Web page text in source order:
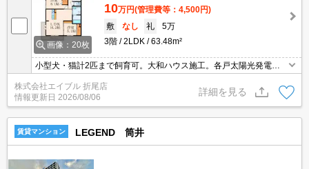
画像：20枚
10万円(管理費等：4,500円)
敷
なし 礼
5万
3階
2LDK 63.48m²
小型犬・猫計2匹まで飼育可。大和ハウス施工。各戸太陽光発電シ
き。カウンター式システムキッチン。追い焚き機能付きバス。イン
ターネット無料。
株式会社エイブル 折尾店
情報更新日 2026/08/06
詳細を見る
賃貸マンション LEGEND 筒井